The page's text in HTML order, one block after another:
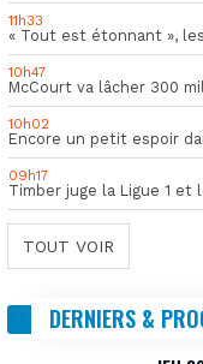
11h33
10h47
10h02
Encore un petit espoir
09h17
Timber juge la Ligue 1 et
TOUT VOIR
DERNIERS &